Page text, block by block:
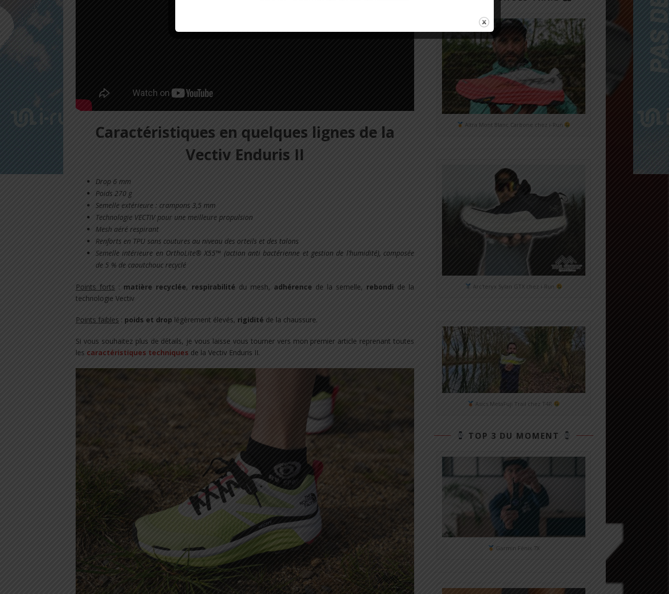
Caractéristiques en quelques lignes de la
Vectiv Enduris II
Drop 6 mm
Poids 270 g
Semelle extérieure : crampons 3,5 mm
Technologie VECTIV pour une meilleure propulsion
Mesh aéré respirant
Renforts en TPU sans coutures au niveau des orteils et des talons
Semelle intérieure en OrthoLite® X55™ (action anti bactérienne et gestion de l’humidité), composée
de 5 % de caoutchouc recyclé
Points forts : matière recyclée, respirabilité du mesh, adhérence de la semelle, rebondi de la
technologie Vectiv
Points faibles : poids et drop légèrement élevés, rigidité de la chaussure.
Si vous souhaitez plus de détails, je vous laisse vous tourner vers mon premier article reprenant toutes
les caractéristiques techniques de la Vectiv Enduris II.
Altra Mont Blanc Carbone chez i-Run
Arc'teryx Sylan GTX chez i-Run
Asics MetaFuji Trail chez T4R
TOP 3 DU MOMENT
Garmin Fénix 7X